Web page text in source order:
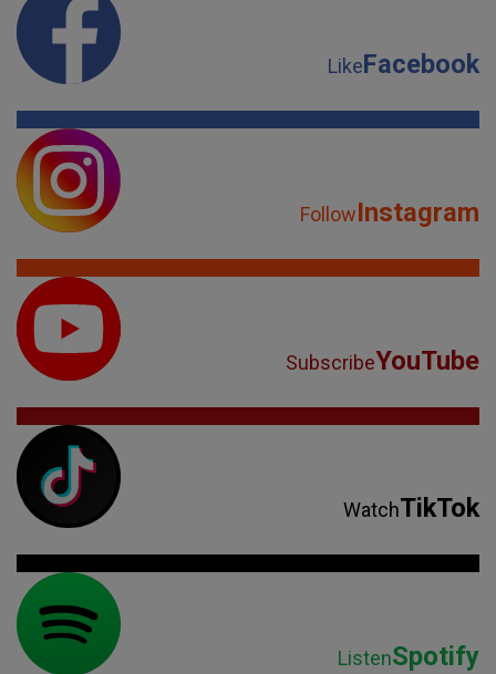
LikeFacebook
FollowInstagram
SubscribeYouTube
WatchTikTok
ListenSpotify